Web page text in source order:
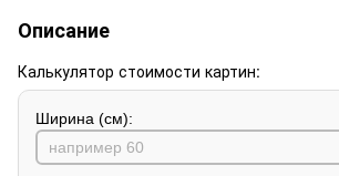
Описание
Калькулятор стоимости картин:
Ширина (см):